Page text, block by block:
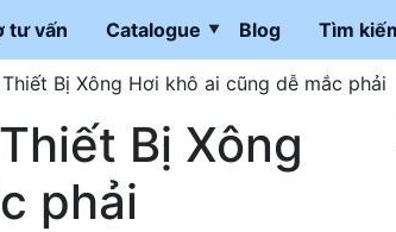
tư vấn Catalogue Blog Tìm
Bị Xông Hơi khô ai cũng dễ mắc phải
Bị Xông
phải